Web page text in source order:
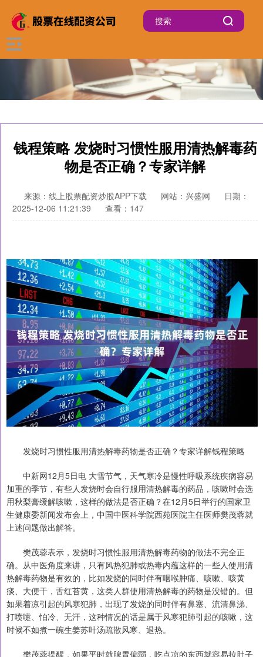
钱程策略 发烧时习惯性服用清热解毒药
物是否正确？专家详解
来源：线上股票配资炒股APP下载 网站：兴盛网
日期：
2025-12-06 11:21:39
查看：147
发烧时习惯性服用清热解毒药物是否正确？专家详解钱程策略
中新网12月5日电 大雪节气，天气寒冷是慢性呼吸系统疾病容易
加重的季节，有些人发烧时会自行服用清热解毒的药品，咳嗽时会选
用秋梨膏缓解咳嗽，这样的做法是否正确？在12月5日举行的国家卫
生健康委新闻发布会上，中国中医科学院西苑医院主任医师樊茂蓉就
上述问题做出解答。
樊茂蓉表示，发烧时习惯性服用清热解毒药物的做法不完全正
确。从中医角度来讲，只有风热犯肺或热毒内蕴这样的一些人使用清
热解毒药物是有效的，比如发烧的同时伴有咽喉肿痛、咳嗽、咳黄
痰、大便干，舌红苔黄，这类人群使用清热解毒的药物是没错的。但
如果着凉引起的风寒犯肺，出现了发烧的同时伴有鼻塞、流清鼻涕、
打喷嚏、怕冷、无汗，这种情况的话是属于风寒犯肺引起的咳嗽，这
时候不如煮一碗生姜苏叶汤疏散风寒、退热。
樊茂蓉提醒，如果平时就脾胃偏弱，吃点凉的东西就容易拉肚子